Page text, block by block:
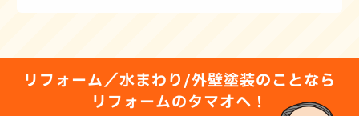
リフォーム／水まわり/外壁塗装のことなら
リフォームのタマオへ！